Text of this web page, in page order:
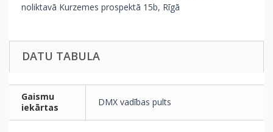
noliktavā Kurzemes prospektā 15b, Rīgā
DATU TABULA
Gaismu
iekārtas
DMX vadības pults